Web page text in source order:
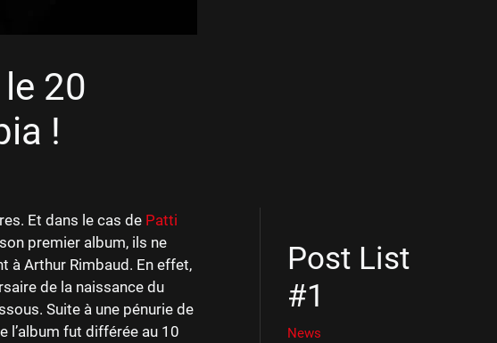
20
!
Et dans le cas de Patti
premier album, ils ne
à Arthur Rimbaud. En effet,
de la naissance du
Suite à une pénurie de
l’album fut différée au 10
Post List
#1
News